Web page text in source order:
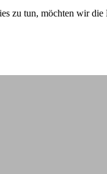
zu tun, möchten wir